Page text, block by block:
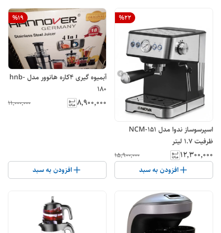
%22
اسپرسوساز ندوا مدل NCM-151
ظرفیت ۱.۷ لیتر
۱۲٬۳۰۰٬۰۰۰ ۱۵٬۹۰۰٬۰۰۰
افزودن به سبد
%19
آبمیوه گیری ۴کاره هانوور مدل hnb-
180
۸٬۹۰۰٬۰۰۰ ۱۱٬۰۰۰٬۰۰۰
افزودن به سبد